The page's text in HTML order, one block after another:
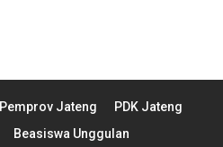
Pemprov Jateng
PDK Jateng
Beasiswa Unggulan